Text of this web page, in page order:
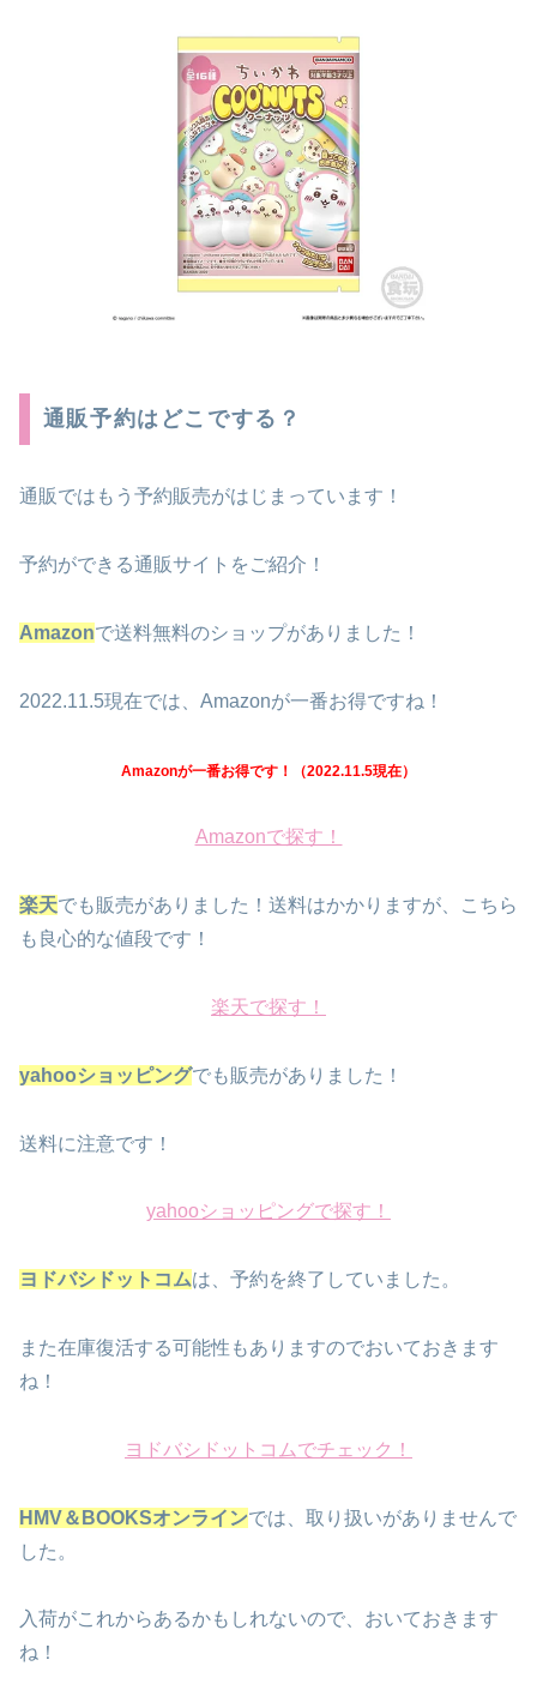
通販予約はどこでする？
通販ではもう予約販売がはじまっています！
予約ができる通販サイトをご紹介！
Amazonで送料無料のショップがありました！
2022.11.5現在では、Amazonが一番お得ですね！
Amazonが一番お得です！（2022.11.5現在）
Amazonで探す！
楽天でも販売がありました！送料はかかりますが、こちら
も良心的な値段です！
楽天で探す！
yahooショッピングでも販売がありました！
送料に注意です！
yahooショッピングで探す！
ヨドバシドットコムは、予約を終了していました。
また在庫復活する可能性もありますのでおいておきます
ね！
ヨドバシドットコムでチェック！
HMV＆BOOKSオンラインでは、取り扱いがありませんで
した。
入荷がこれからあるかもしれないので、おいておきます
ね！